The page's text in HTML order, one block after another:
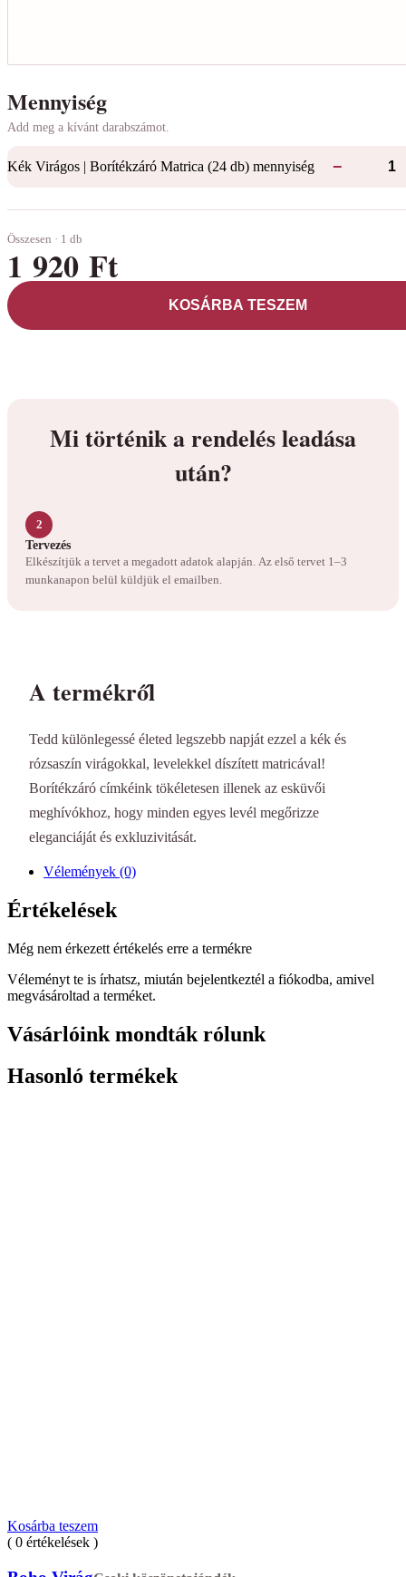
Mennyiség
Add meg a kívánt darabszámot.
Kék Virágos | Borítékzáró Matrica (24 db) mennyiség −
Összesen · 1 db
1 920 Ft
KOSÁRBA TESZEM
Mi történik a rendelés leadása
után?
2
Tervezés
Elkészítjük a tervet a megadott adatok alapján. Az első tervet 1–3
munkanapon belül küldjük el emailben.
A termékről
Tedd különlegessé életed legszebb napját ezzel a kék és
rózsaszín virágokkal, levelekkel díszített matricával!
Borítékzáró címkéink tökéletesen illenek az esküvői
meghívókhoz, hogy minden egyes levél megőrizze
eleganciáját és exkluzivitását.
Vélemények (0)
Értékelések
Még nem érkezett értékelés erre a termékre
Véleményt te is írhatsz, miután bejelentkeztél a fiókodba, amivel
megvásároltad a terméket.
Vásárlóink mondták rólunk
Hasonló termékek
Kosárba teszem
( 0 értékelések )